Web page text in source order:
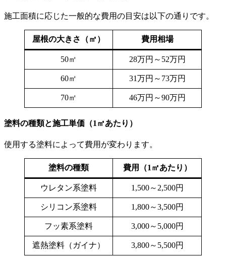
施工面積に応じた一般的な費用の目安は以下の通りです。
屋根の大きさ（㎡） 費用相場
50㎡ 28万円～52万円
60㎡ 31万円～73万円
70㎡ 46万円～90万円
塗料の種類と施工単価（1㎡あたり）
使用する塗料によって費用が変わります。
塗料の種類 費用（1㎡あたり）
ウレタン系塗料 1,500～2,500円
シリコン系塗料 1,800～3,500円
フッ素系塗料 3,000～5,000円
遮熱塗料（ガイナ） 3,800～5,500円